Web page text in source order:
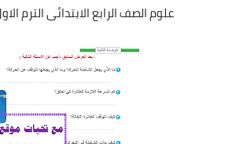
علوم الصف الرابع الابتدائى الترم